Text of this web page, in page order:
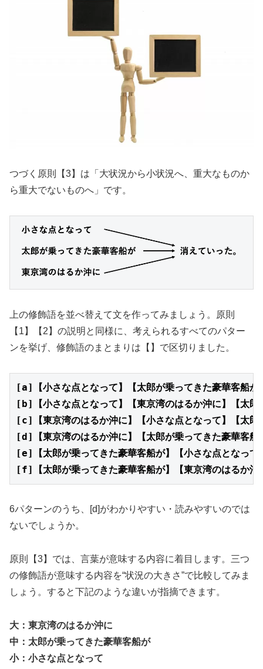
つづく原則【3】は「大状況から小状況へ、重大なものか
ら重大でないものへ」です。
上の修飾語を並べ替えて文を作ってみましょう。原則
【1】【2】の説明と同様に、考えられるすべてのパター
ンを挙げ、修飾語のまとまりは【】で区切りました。
[a]【小さな点となって】【太郎が乗ってきた豪華客船が
[b]【小さな点となって】【東京湾のはるか沖に】【太郎
[c]【東京湾のはるか沖に】【小さな点となって】【太郎
[d]【東京湾のはるか沖に】【太郎が乗ってきた豪華客船
[e]【太郎が乗ってきた豪華客船が】【小さな点となって
[f]【太郎が乗ってきた豪華客船が】【東京湾のはるか沖
6パターンのうち、[d]がわかりやすい・読みやすいのでは
ないでしょうか。
原則【3】では、言葉が意味する内容に着目します。三つ
の修飾語が意味する内容を“状況の大きさ”で比較してみま
しょう。すると下記のような違いが指摘できます。
大：東京湾のはるか沖に
中：太郎が乗ってきた豪華客船が
小：小さな点となって